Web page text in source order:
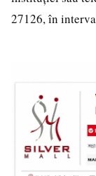
27126, în